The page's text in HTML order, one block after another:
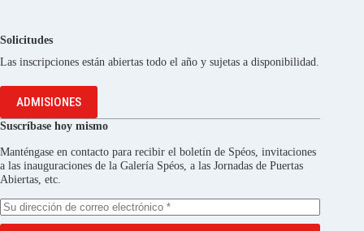
Solicitudes
Las inscripciones están abiertas todo el año y sujetas a disponibilidad.
ADMISIONES
Suscríbase hoy mismo
Manténgase en contacto para recibir el boletín de Spéos, invitaciones
a las inauguraciones de la Galería Spéos, a las Jornadas de Puertas
Abiertas, etc.